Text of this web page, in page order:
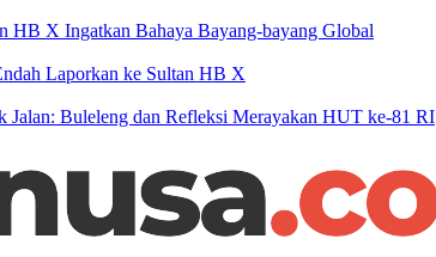
HB X Ingatkan Bahaya Bayang-bayang Global
Laporkan ke Sultan HB X
Jalan: Buleleng dan Refleksi Merayakan HUT ke-81 RI